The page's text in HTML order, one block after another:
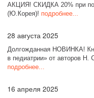
АКЦИЯ! СКИДКА 20% при
(Ю.Корея)! подробнее...
28 августа 2025
Долгожданная НОВИНКА!
в педиатрии» от авторов
подробнее...
16 апреля 2025